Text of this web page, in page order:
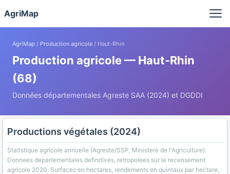
AgriMap
AgriMap / Production agricole / Haut-Rhin
Production agricole — Haut-Rhin
(68)
Données départementales Agreste SAA (2024) et DGDDI
Productions végétales (2024)
Statistique agricole annuelle (Agreste/SSP, Ministere de l'Agriculture).
Donnees departementales definitives, retropolees sur le recensement
agricole 2020. Surfaces en hectares, rendements en quintaux par hectare,